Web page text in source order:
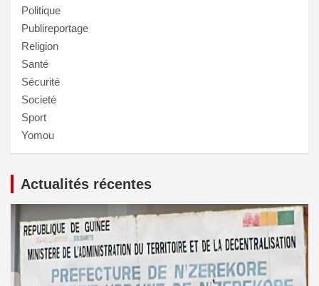
Politique
Publireportage
Religion
Santé
Sécurité
Societé
Sport
Yomou
Actualités récentes